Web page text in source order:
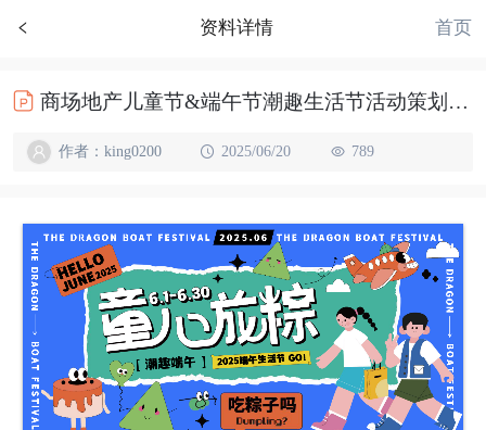
资料详情 首页
商场地产儿童节&端午节潮趣生活节活动策划方案（童心放粽主题）
作者：king0200 2025/06/20 789